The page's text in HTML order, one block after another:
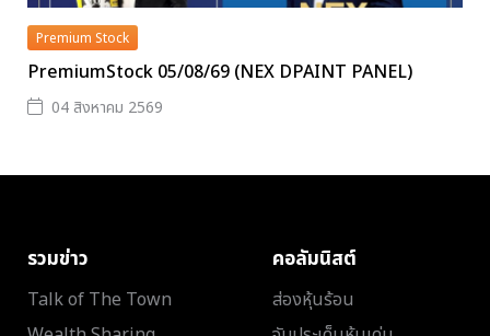
Premium Stock
PremiumStock 05/08/69 (NEX DPAINT PANEL)
04 สิงหาคม 2569
รวมข่าว
Talk of The Town
คอลัมนิสต์
ส่องหุ้นร้อน